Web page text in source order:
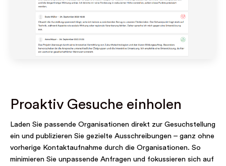
Proaktiv Gesuche einholen
Laden Sie passende Organisationen direkt zur Gesuchstellung
ein und publizieren Sie gezielte Ausschreibungen – ganz ohne
vorherige Kontaktaufnahme durch die Organisationen. So
minimieren Sie unpassende Anfragen und fokussieren sich auf